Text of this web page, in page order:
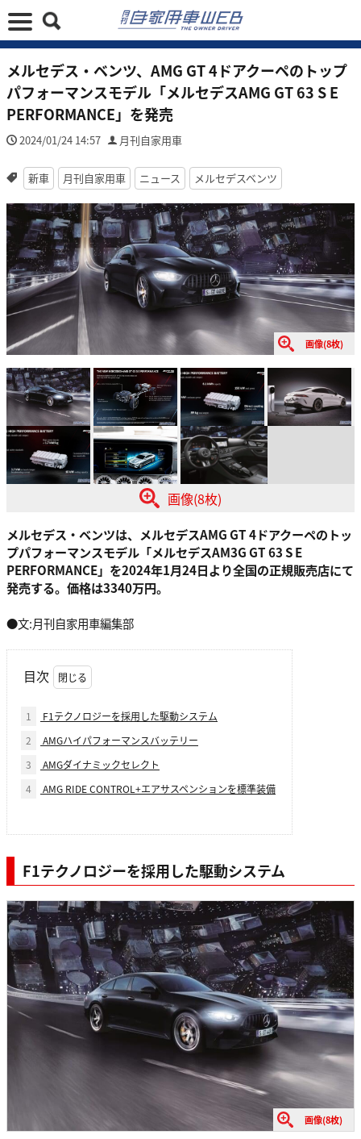
メルセデス・ベンツ、AMG GT 4ドアクーペのトップ
パフォーマンスモデル「メルセデスAMG GT 63 S E
PERFORMANCE」を発売
2024/01/24 14:57 月刊自家用車
新車 月刊自家用車 ニュース メルセデスベンツ
画像(8枚)
画像(8枚)
メルセデス・ベンツは、メルセデスAMG GT 4ドアクーペのトッ
プパフォーマンスモデル「メルセデスAM3G GT 63 S E
PERFORMANCE」を2024年1月24日より全国の正規販売店にて
発売する。価格は3340万円。
●文:月刊自家用車編集部
目次
1
F1テクノロジーを採用した駆動システム
2
AMGハイパフォーマンスバッテリー
3
AMGダイナミックセレクト
4
AMG RIDE CONTROL+エアサスペンションを標準装備
F1テクノロジーを採用した駆動システム
画像(8枚)